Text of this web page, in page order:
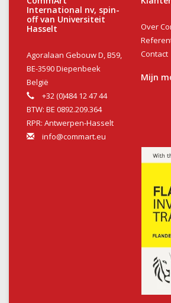
International nv, spin-
off van Universiteit
Hasselt
Agoralaan Gebouw D, B59,
BE-3590 Diepenbeek
België
+32 (0)484 12 47 44
BTW: BE 0892.209.364
RPR: Antwerpen-Hasselt
info@commart.eu
Over
Contact
Mijn